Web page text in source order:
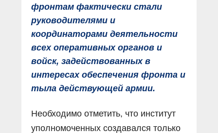
фронтам фактически стали
руководителями и
координаторами деятельности
всех оперативных органов и
войск, задействованных в
интересах обеспечения фронта и
тыла действующей армии.
Необходимо отметить, что институт
уполномоченных создавался только